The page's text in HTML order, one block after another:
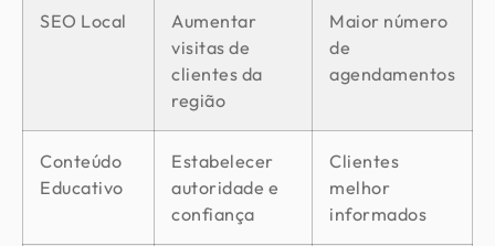
SEO Local
Aumentar
visitas de
clientes da
região
Maior número
de
agendamentos
Conteúdo
Educativo
Estabelecer
autoridade e
confiança
Clientes
melhor
informados